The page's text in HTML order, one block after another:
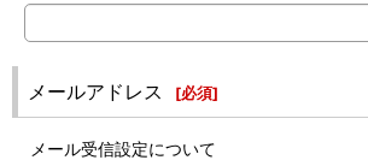
メールアドレス [必須]
メール受信設定について